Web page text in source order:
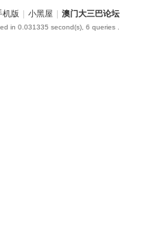
机版 小黑屋 澳门大三巴论坛
in 0.031335 second(s), 6 queries .